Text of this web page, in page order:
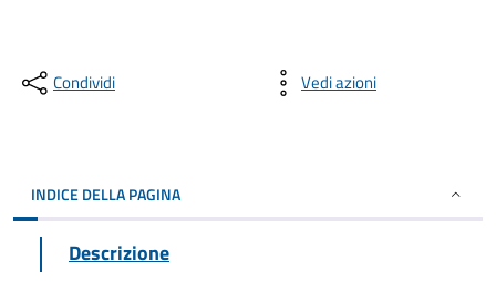
Condividi Vedi azioni
INDICE DELLA PAGINA
Descrizione